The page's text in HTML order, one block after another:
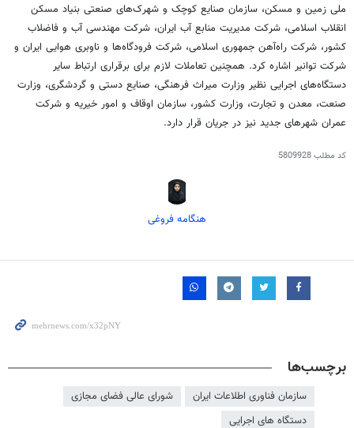
ملی زمین و مسکن، سازمان صنایع کوچک و شهرک‌های صنعتی بنیاد مسکن
انقلاب اسلامی، شرکت مدیریت منابع آب ایران، شرکت مهندسی آب و فاضلاب
کشور، شرکت راه‌آهن جمهوری اسلامی، شرکت فرودگاه‌ها و ناوبری هوایی ایران و
شرکت توانیر اشاره کرد. همچنین تعاملات لازم برای برقراری ارتباط سایر
دستگاه‌های اجرایی نظیر وزارت میراث فرهنگی، صنایع دستی و گردشگری، وزارت
صنعت، معدن و تجارت، وزارت کشور، سازمان اوقاف و امور خیریه و شرکت
عمران شهرهای جدید نیز در جریان قرار دارد.
کد مطلب5809928
هنگامه فروغی
برچسب‌ها
سازمان فناوری اطلاعات ایران
شورای عالی فضای مجازی
دستگاه های اجرایی